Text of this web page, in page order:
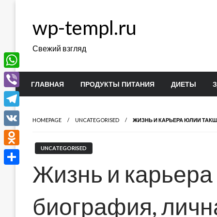
содержимомуwp-templ.ru
Свежий взгляд
ГЛАВНАЯ ПРОДУКТЫ ПИТАНИЯ ДИЕТЫ
HOMEPAGE UNCATEGORISED ЖИЗНЬ И КАРЬЕРА ЮЛИИ
UNCATEGORISED
Жизнь и
биография,
WhatsApp
Viber
Telegram
VK
Odnoklassniki
Отправить